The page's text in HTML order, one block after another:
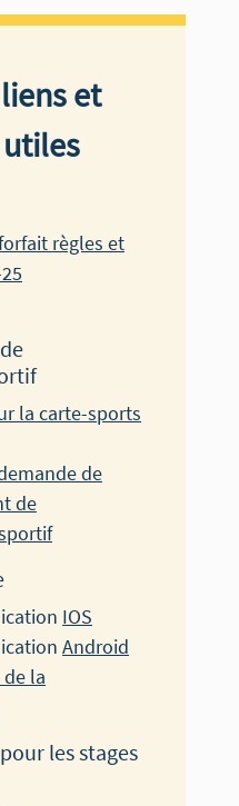
et
règles et
la carte-sports
de
de
IOS
Android
de la
les stages